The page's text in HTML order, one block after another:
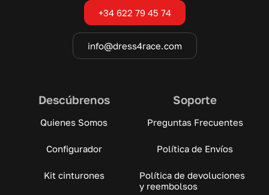
+34 622 79 45 74
info@dress4race.com
Descúbrenos
Quienes Somos
Configurador
Kit cinturones
Soporte
Preguntas Frecuentes
Política de Envíos
Política de devoluciones
y reembolsos